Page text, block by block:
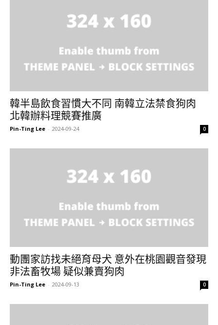
韓半島飲食習慣大不同 南韓立法禁食狗肉
北韓辦料理競賽推廣
Pin-Ting Lee - 2024-09-24 0
動團家訪找未絕育母犬 意外在桃園觀音發現
非法畜牧場 疑似兼賣狗肉
Pin-Ting Lee - 2024-09-13 0